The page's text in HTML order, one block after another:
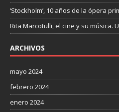
‘Stockholm’, 10 años de la ópera
Rita Marcotulli, el cine y su música.
ARCHIVOS
mayo 2024
febrero 2024
enero 2024